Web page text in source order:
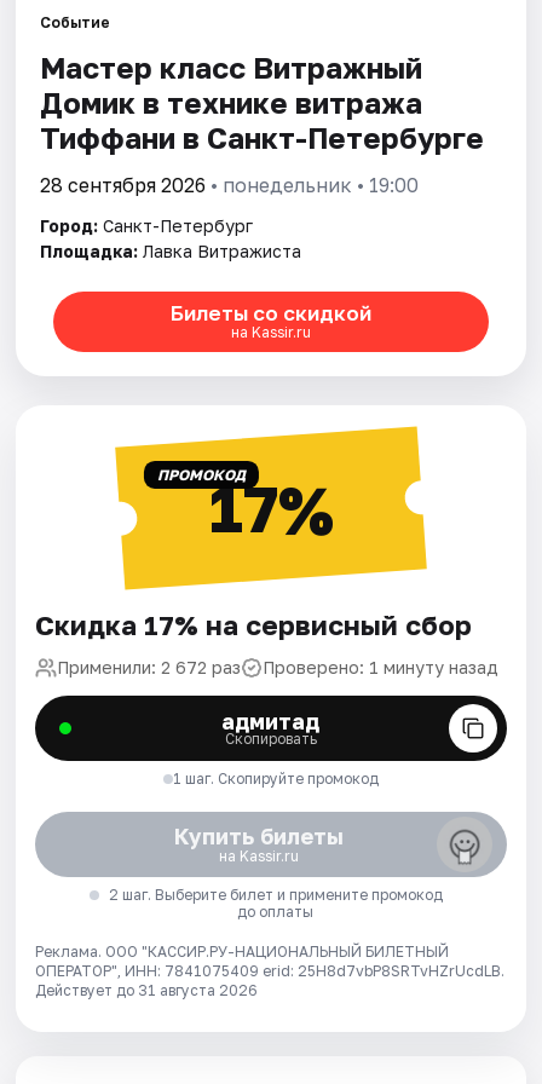
Города
Площадки
Артисты
Рейтинги
Событие
Мастер класс Витражный
Домик в технике витража
Тиффани в Санкт-Петербурге
28 сентября 2026 • понедельник • 19:00
Город: Санкт-Петербург
Площадка: Лавка Витражиста
Билеты со скидкой
на Kassir.ru
ПРОМОКОД17%
Скидка 17% на сервисный сбор
Применили: 2 672 раз Проверено: 1 минуту назад
адмитад
Скопировать
1 шаг. Скопируйте промокод
Купить билеты
на Kassir.ru
2 шаг. Выберите билет и примените промокод
до оплаты
Реклама. ООО "КАССИР.РУ-НАЦИОНАЛЬНЫЙ БИЛЕТНЫЙ
ОПЕРАТОР", ИНН: 7841075409 erid: 25H8d7vbP8SRTvHZrUcdLB.
Действует до 31 августа 2026